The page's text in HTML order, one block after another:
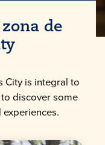
de
City is integral to
discover some